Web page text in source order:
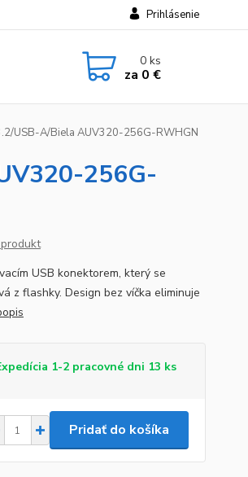
Prihlásenie
0ks
za 0 €
USB-A/Biela AUV320-256G-RWHGN
256G-
USB konektorem, který se
z flashky. Design bez víčka eliminuje
1-2 pracovné dni 13 ks
Pridať do košíka